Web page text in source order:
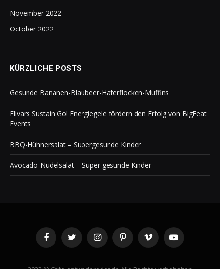
November 2022
October 2022
KÜRZLICHE POSTS
Gesunde Bananen-Blaubeer-Haferflocken-Muffins
Elivars Sustain Go! Energiegele fördern den Erfolg von BigFeat
Events
BBQ-Hühnersalat – Supergesunde Kinder
Avocado-Nudelsalat – Super gesunde Kinder
FacebookTwitter InstagramPinterestVimeo YouTube